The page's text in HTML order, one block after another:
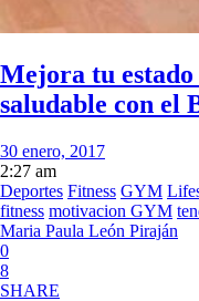
Mejora tu
saludable con el
30 enero, 2017
2:27 am
Deportes Fitness GYM
fitness motivacion GYM
Maria Paula León Piraján
0
8
SHARE